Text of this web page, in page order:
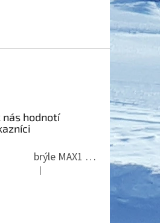
nás hodnotí
brýle MAX1 Thunder
Hodnocení produktu je 5 z 5
|